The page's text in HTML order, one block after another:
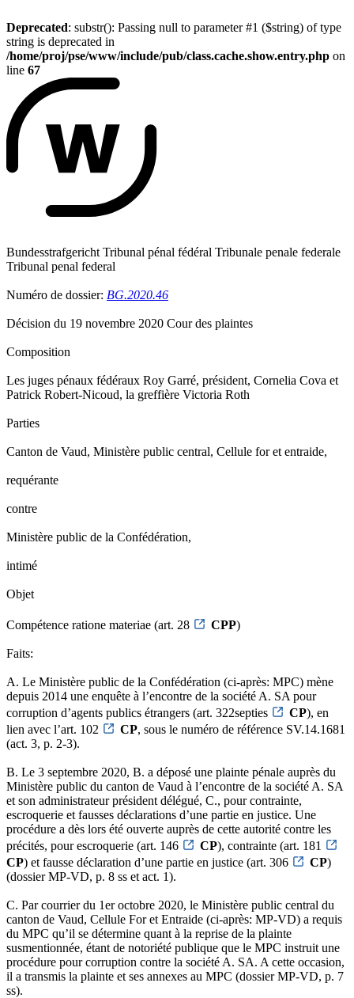
Deprecated: substr(): Passing null to parameter #1 ($string) of type
string is deprecated in
/home/proj/pse/www/include/pub/class.cache.show.entry.php on
line 67
Bundesstrafgericht Tribunal pénal fédéral Tribunale penale federale
Tribunal penal federal
Numéro de dossier: BG.2020.46
Décision du 19 novembre 2020 Cour des plaintes
Composition
Les juges pénaux fédéraux Roy Garré, président, Cornelia Cova et
Patrick Robert-Nicoud, la greffière Victoria Roth
Parties
Canton de Vaud, Ministère public central, Cellule for et entraide,
requérante
contre
Ministère public de la Confédération,
intimé
Objet
Compétence ratione materiae (art. 28 CPP)
Faits:
A. Le Ministère public de la Confédération (ci-après: MPC) mène
depuis 2014 une enquête à l’encontre de la société A. SA pour
corruption d’agents publics étrangers (art. 322septies
CP), en
lien avec l’art. 102
CP, sous le numéro de référence SV.14.1681
(act. 3, p. 2-3).
B. Le 3 septembre 2020, B. a déposé une plainte pénale auprès du
Ministère public du canton de Vaud à l’encontre de la société A. SA
et son administrateur président délégué, C., pour contrainte,
escroquerie et fausses déclarations d’une partie en justice. Une
procédure a dès lors été ouverte auprès de cette autorité contre les
précités, pour escroquerie (art. 146
CP), contrainte (art. 181
CP) et fausse déclaration d’une partie en justice (art. 306 CP)
(dossier MP-VD, p. 8 ss et act. 1).
C. Par courrier du 1er octobre 2020, le Ministère public central du
canton de Vaud, Cellule For et Entraide (ci-après: MP-VD) a requis
du MPC qu’il se détermine quant à la reprise de la plainte
susmentionnée, étant de notoriété publique que le MPC instruit une
procédure pour corruption contre la société A. SA. A cette occasion,
il a transmis la plainte et ses annexes au MPC (dossier MP-VD, p. 7
ss).